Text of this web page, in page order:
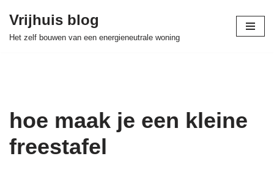
Skip
Vrijhuis blog
Het zelf bouwen van een energieneutrale woning
hoe maak je een kleine
freestafel